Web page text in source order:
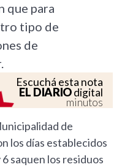
que para
tipo de
de
Escuchá esta nota
EL DIARIOdigital
minutos
de
los días establecidos
saquen los residuos